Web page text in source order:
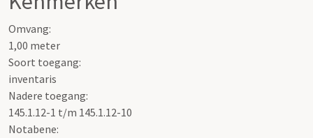
Omvang:
1,00 meter
Soort toegang:
inventaris
Nadere toegang:
145.1.12-1 t/m 145.1.12-10
Notabene: